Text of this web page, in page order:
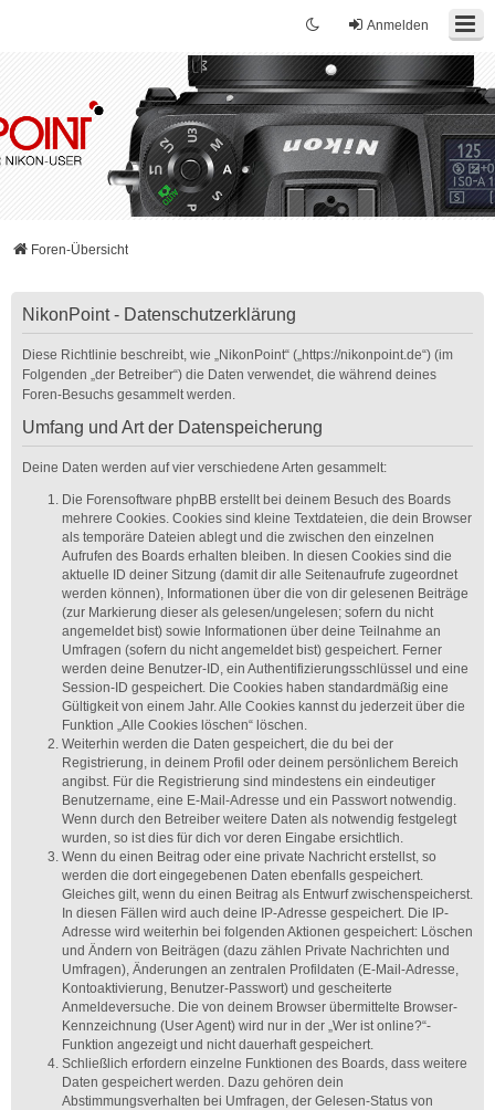
Anmelden
Foren-Übersicht
NikonPoint - Datenschutzerklärung
Diese Richtlinie beschreibt, wie „NikonPoint“ („https://nikonpoint.de“) (im
Folgenden „der Betreiber“) die Daten verwendet, die während deines
Foren-Besuchs gesammelt werden.
Umfang und Art der Datenspeicherung
Deine Daten werden auf vier verschiedene Arten gesammelt:
Die Forensoftware phpBB erstellt bei deinem Besuch des Boards
mehrere Cookies. Cookies sind kleine Textdateien, die dein Browser
als temporäre Dateien ablegt und die zwischen den einzelnen
Aufrufen des Boards erhalten bleiben. In diesen Cookies sind die
aktuelle ID deiner Sitzung (damit dir alle Seitenaufrufe zugeordnet
werden können), Informationen über die von dir gelesenen Beiträge
(zur Markierung dieser als gelesen/ungelesen; sofern du nicht
angemeldet bist) sowie Informationen über deine Teilnahme an
Umfragen (sofern du nicht angemeldet bist) gespeichert. Ferner
werden deine Benutzer-ID, ein Authentifizierungsschlüssel und eine
Session-ID gespeichert. Die Cookies haben standardmäßig eine
Gültigkeit von einem Jahr. Alle Cookies kannst du jederzeit über die
Funktion „Alle Cookies löschen“ löschen.
Weiterhin werden die Daten gespeichert, die du bei der
Registrierung, in deinem Profil oder deinem persönlichem Bereich
angibst. Für die Registrierung sind mindestens ein eindeutiger
Benutzername, eine E-Mail-Adresse und ein Passwort notwendig.
Wenn durch den Betreiber weitere Daten als notwendig festgelegt
wurden, so ist dies für dich vor deren Eingabe ersichtlich.
Wenn du einen Beitrag oder eine private Nachricht erstellst, so
werden die dort eingegebenen Daten ebenfalls gespeichert.
Gleiches gilt, wenn du einen Beitrag als Entwurf zwischenspeicherst.
In diesen Fällen wird auch deine IP-Adresse gespeichert. Die IP-
Adresse wird weiterhin bei folgenden Aktionen gespeichert: Löschen
und Ändern von Beiträgen (dazu zählen Private Nachrichten und
Umfragen), Änderungen an zentralen Profildaten (E-Mail-Adresse,
Kontoaktivierung, Benutzer-Passwort) und gescheiterte
Anmeldeversuche. Die von deinem Browser übermittelte Browser-
Kennzeichnung (User Agent) wird nur in der „Wer ist online?“-
Funktion angezeigt und nicht dauerhaft gespeichert.
Schließlich erfordern einzelne Funktionen des Boards, dass weitere
Daten gespeichert werden. Dazu gehören dein
Abstimmungsverhalten bei Umfragen, der Gelesen-Status von